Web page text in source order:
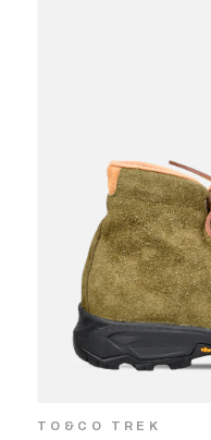
TO&CO TREK